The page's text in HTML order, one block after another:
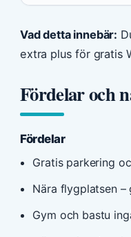
Vad detta innebär:
extra plus för gratis
Fördelar och
Fördelar
Gratis parkering
Nära flygplatsen –
Gym och bastu